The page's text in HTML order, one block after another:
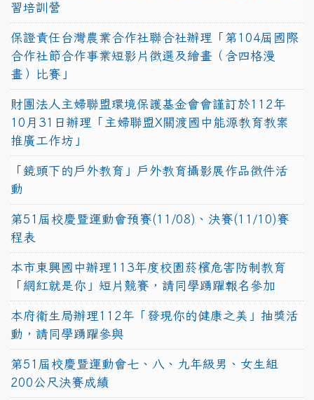
習培訓營
保證責任台灣農業合作社聯合社辦理「第104屆國際
合作社節合作事業短影片徵選及繪畫（含四格漫
畫）比賽」
財團法人主婦聯盟環境保護基金會會謹訂於112年
10月31日辦理「主婦聯盟X關渡國中能源教育教案
推廣工作坊」
「鏡頭下的戶外教育」戶外教育攝影展作品徵件活
動
第51屆校慶暨運動會預賽(11/08)、決賽(11/10)賽
程表
本市東興國中辦理113年度校園菸檳危害防制教育
「網紅就是你」短片競賽，請同學踴躍報名參加
本府衛生局辦理112年「發現你的健康之美」抽獎活
動，請同學踴躍參與
第51屆校慶暨運動會七、八、九年級男、女生組
200公尺決賽成績